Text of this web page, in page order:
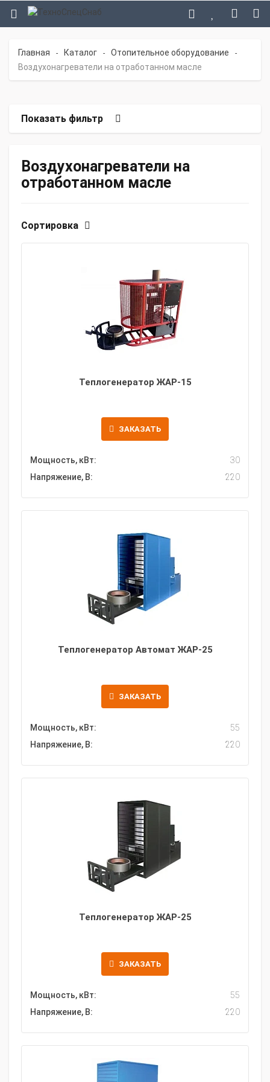
Главная - Каталог - Отопительное оборудование -
Воздухонагреватели на отработанном масле
Показать фильтр
Воздухонагреватели на
отработанном масле
Сортировка
Теплогенератор ЖАР-15
ЗАКАЗАТЬ
Мощность, кВт:
30
Напряжение, В:
220
Теплогенератор Автомат ЖАР-25
ЗАКАЗАТЬ
Мощность, кВт:
55
Напряжение, В:
220
Теплогенератор ЖАР-25
ЗАКАЗАТЬ
Мощность, кВт:
55
Напряжение, В:
220